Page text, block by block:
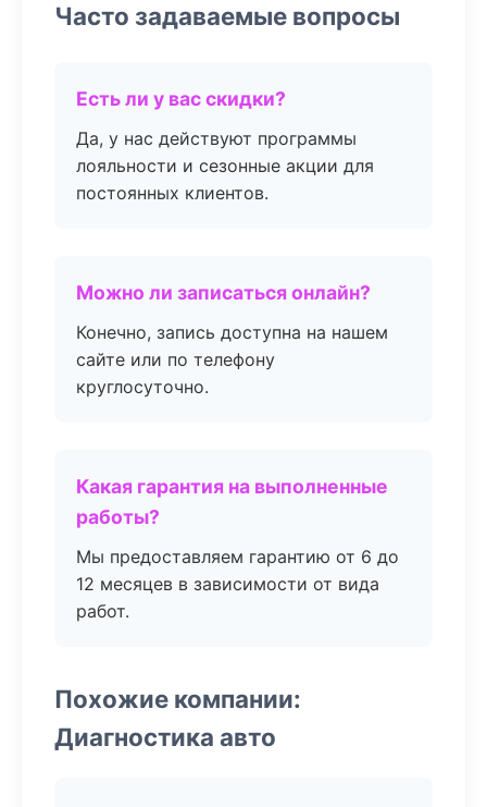
Часто задаваемые вопросы
Есть ли у вас скидки?
Да, у нас действуют программы
лояльности и сезонные акции для
постоянных клиентов.
Можно ли записаться онлайн?
Конечно, запись доступна на нашем
сайте или по телефону
круглосуточно.
Какая гарантия на выполненные
работы?
Мы предоставляем гарантию от 6 до
12 месяцев в зависимости от вида
работ.
Похожие компании:
Диагностика авто